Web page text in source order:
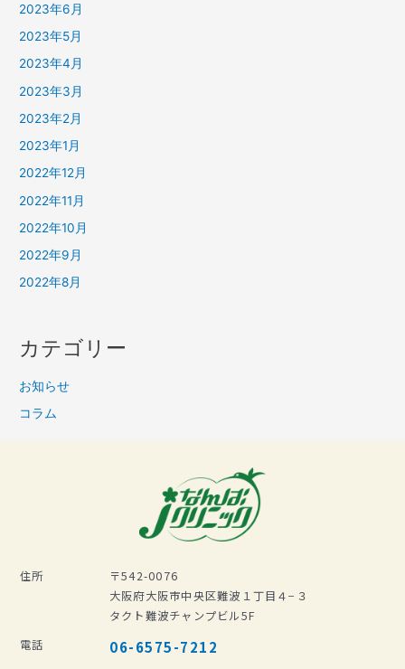
2023年6月
2023年5月
2023年4月
2023年3月
2023年2月
2023年1月
2022年12月
2022年11月
2022年10月
2022年9月
2022年8月
カテゴリー
お知らせ
コラム
住所
〒542-0076
大阪府大阪市中央区難波１丁目４−３
タクト難波チャンプビル5F
電話
06-6575-7212